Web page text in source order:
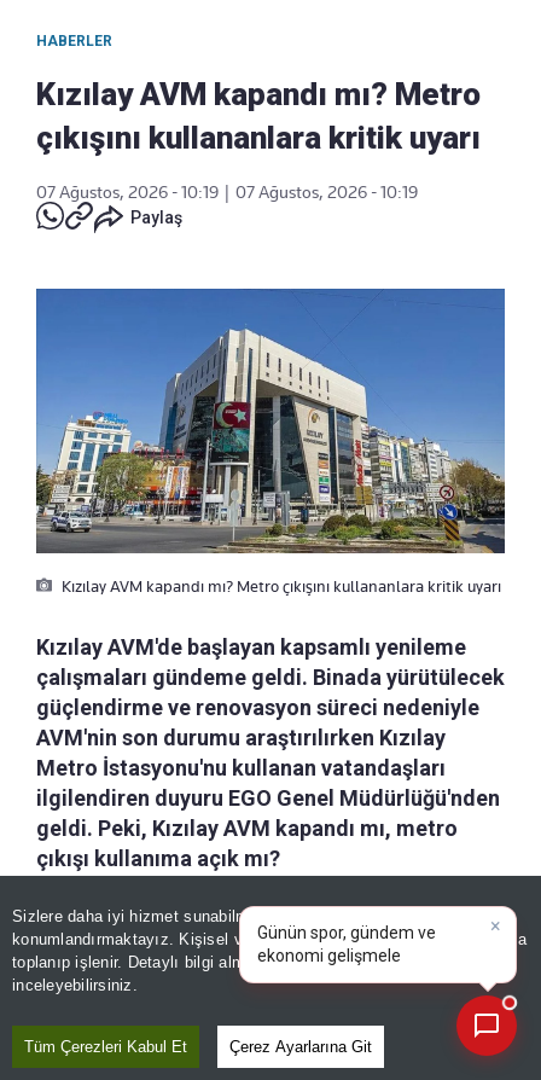
Sizlere daha iyi hizmet sunabilmek adına sitemizde
konumlandırmaktayız. Kişisel verileriniz, KVKK ve GDPR kapsamında
toplanıp işlenir. Detaylı bilgi almak içinAydınlatma Metnimizi
inceleyebilirsiniz.
Tüm Çerezleri Kabul Et Çerez Ayarlarına Git
HABERLER
Kızılay AVM kapandı mı? Metro
çıkışını kullananlara kritik uyarı
07 Ağustos, 2026 - 10:19
07 Ağustos, 2026 - 10:19
Paylaş
Kızılay AVM kapandı mı? Metro çıkışını kullananlara kritik uyarı
Kızılay AVM'de başlayan kapsamlı yenileme
çalışmaları gündeme geldi. Binada yürütülecek
güçlendirme ve renovasyon süreci nedeniyle
AVM'nin son durumu araştırılırken Kızılay
Metro İstasyonu'nu kullanan vatandaşları
ilgilendiren duyuru EGO Genel Müdürlüğü'nden
geldi. Peki, Kızılay AVM kapandı mı, metro
çıkışı kullanıma açık mı?
Kaydet a-| +A
Kızılay AVM'de yapılacak güçlendirme ve
yenileme çalışmalarıyla birlikte bina ve
çevresinde yeni düzenlemelere gidiliyor.
×
Günün spor, gündem ve
ekonomi gelişmelerini analiz
edin!|